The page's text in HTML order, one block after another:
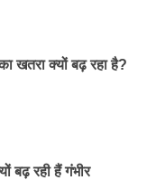
खतरा क्यों बढ़ रहा है?
रही हैं गंभीर